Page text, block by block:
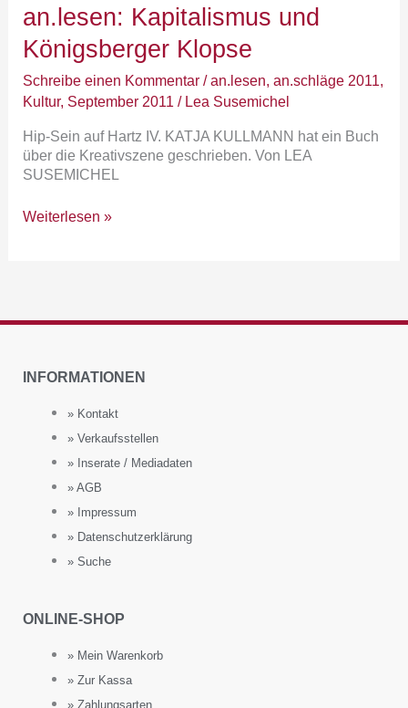
an.lesen: Kapitalismus und
Königsberger Klopse
Schreibe einen Kommentar /an.lesen,an.schläge 2011,
Kultur, September 2011 / Lea Susemichel
Hip-Sein auf Hartz IV. KATJA KULLMANN hat ein Buch
über die Kreativszene geschrieben. Von LEA
SUSEMICHEL
an.lesen:
Kapitalismus
und
Königsberger
Klopse
Weiterlesen »
INFORMATIONEN
» Kontakt
» Verkaufsstellen
» Inserate / Mediadaten
» AGB
» Impressum
» Datenschutzerklärung
» Suche
ONLINE-SHOP
» Mein Warenkorb
» Zur Kassa
» Zahlungsarten